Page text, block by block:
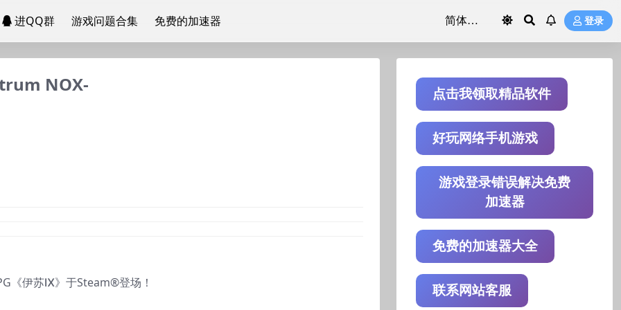
进QQ群 游戏问题合集 免费的加速器 登录
NOX-
《伊苏Ⅸ》于Steam®登场！
点击我领取精品软件
好玩网络手机游戏
游戏登录错误解决免费
加速器
免费的加速器大全
联系网站客服